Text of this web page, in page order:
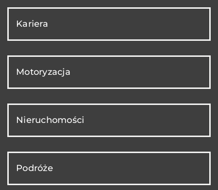
Kariera
Motoryzacja
Nieruchomości
Podróże